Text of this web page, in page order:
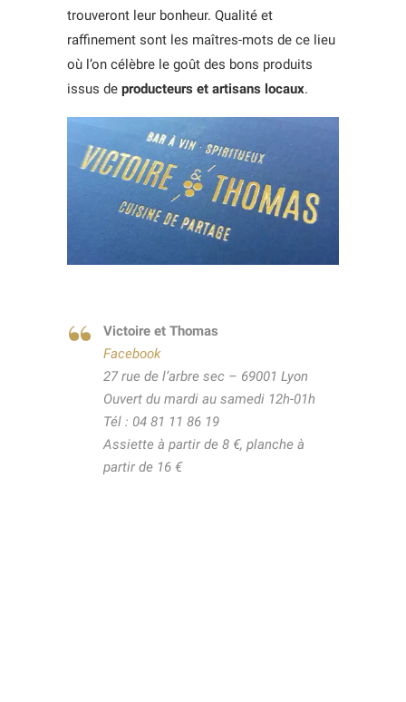
trouveront leur bonheur. Qualité et
raffinement sont les maîtres-mots de ce lieu
où l’on célèbre le goût des bons produits
issus de producteurs et artisans locaux.
Victoire et Thomas
Facebook
27 rue de l’arbre sec – 69001 Lyon
Ouvert du mardi au samedi 12h-01h
Tél : 04 81 11 86 19
Assiette à partir de 8 €, planche à
partir de 16 €